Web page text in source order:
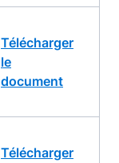
Télécharger
le
document
Télécharger